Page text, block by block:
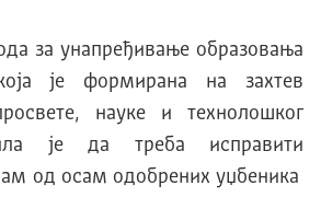
за унапређивање образовања
је формирана на захтев
науке и технолошког
је да треба исправити
од осам одобрених уџбеника